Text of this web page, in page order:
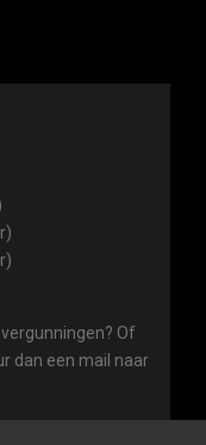
Of
dan een mail naar